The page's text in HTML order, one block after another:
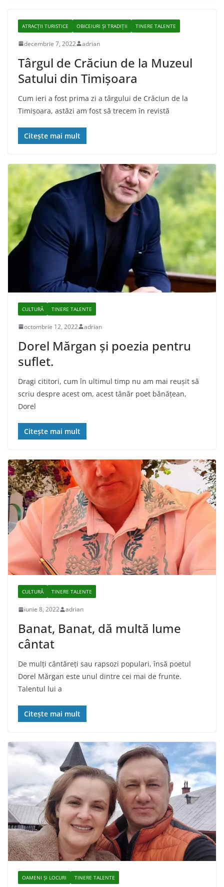
ATRACȚII TURISTICE OBICEIURI ȘI TRADIȚII TINERE TALENTE
decembrie 7, 2022 adrian
Târgul de Crăciun de la Muzeul
Satului din Timișoara
Cum ieri a fost prima zi a târgului de Crăciun de la
Timișoara, astăzi am fost să trecem în revistă
Citește mai mult
CULTURĂ TINERE TALENTE
octombrie 12, 2022 adrian
Dorel Mărgan și poezia pentru
suflet.
Dragi cititori, cum în ultimul timp nu am mai reușit să
scriu despre acest om, acest tânăr poet bănățean,
Dorel
Citește mai mult
CULTURĂ TINERE TALENTE
iunie 8, 2022 adrian
Banat, Banat, dă multă lume
cântat
De mulți cântăreți sau rapsozi populari, însă poetul
Dorel Mărgan este unul dintre cei mai de frunte.
Talentul lui a
Citește mai mult
OAMENI ȘI LOCURI TINERE TALENTE